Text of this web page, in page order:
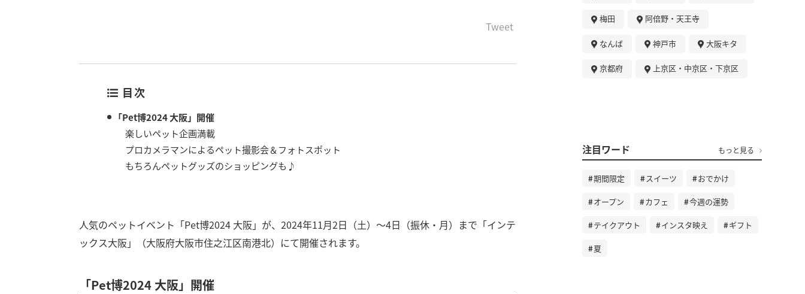
Tweet
目次
「Pet博2024 大阪」開催
楽しいペット企画満載
プロカメラマンによるペット撮影会＆フォトスポット
もちろんペットグッズのショッピングも♪
人気のペットイベント「Pet博2024 大阪」が、2024年11月2日（土）～4日（振休・月）まで「インテ
ックス大阪」（大阪府大阪市住之江区南港北）にて開催されます。
「Pet博2024 大阪」開催
梅田 阿倍野・天王寺
なんば 神戸市 大阪キタ
京都府 上京区・中京区・下京区
注目ワード もっと見る
期間限定 スイーツ おでかけ
オープン カフェ 今週の運勢
テイクアウト インスタ映え ギフト
夏